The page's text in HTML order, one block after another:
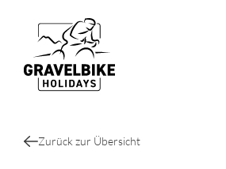
Zurück zur Übersicht